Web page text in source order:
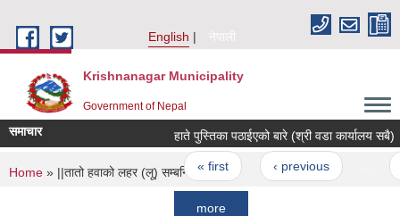
English
नेपाली
Krishnanagar Municipality
Government of Nepal
समाचार हाते पुस्तिका पठाईएको बारे (श्री वडा कार्यालय सबै)
Pages
« first ‹ previous
more
You are here
Home » ||तातो हवाको लहर (लू) सम्बन्धि सूचना ||